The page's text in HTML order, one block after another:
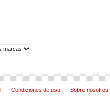
Condiciones de uso Sobre nosotros